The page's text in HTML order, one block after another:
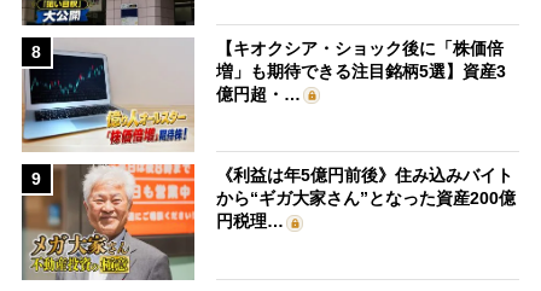
8
【キオクシア・ショック後に「株価倍
増」も期待できる注目銘柄5選】資産3
億円超・…
9
《利益は年5億円前後》住み込みバイト
から“ギガ大家さん”となった資産200億
円税理…